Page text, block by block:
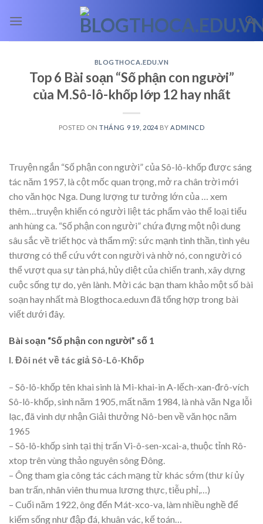
BLOGTHOCA.EDU.VN
Top 6 Bài soạn “Số phận con người”
của M.Sô-lô-khốp lớp 12 hay nhất
POSTED ONTHÁNG 9 19, 2024 BY ADMINCD
Truyện ngắn “Số phận con người” của Sô-lô-khốp được sáng
tác năm 1957, là cột mốc quan trọng, mở ra chân trời mới
cho văn học Nga. Dung lượng tư tưởng lớn của
… xem
thêm… truyện khiến có người liệt tác phẩm vào thể loại tiểu
anh hùng ca. “Số phận con người” chứa đựng một nội dung
sâu sắc về triết học và thẩm mỹ: sức mạnh tinh thần, tình yêu
thương có thể cứu vớt con người và nhờ nó, con người có
thể vượt qua sự tàn phá, hủy diệt của chiến tranh, xây dựng
cuộc sống tự do, yên lành. Mời các bạn tham khảo một số bài
soạn hay nhất mà Blogthoca.edu.vn đã tổng hợp trong bài
viết dưới đây.
Bài soạn “Số phận con người” số 1
I. Đôi nét về tác giả Sô-Lô-Khốp
– Sô-lô-khốp tên khai sinh là Mi-khai-in A-lếch-xan-đrô-vích
Sô-lô-khốp, sinh năm 1905, mất năm 1984, là nhà văn Nga lỗi
lạc, đã vinh dự nhận Giải thưởng Nô-ben về văn học năm
1965
– Sô-lô-khốp sinh tại thị trấn Vi-ô-sen-xcai-a, thuộc tỉnh Rô-
xtop trên vùng thảo nguyên sông Đông.
– Ông tham gia công tác cách mạng từ khác sớm (thư kí ủy
ban trấn, nhân viên thu mua lương thực, tiễu phỉ,…)
– Cuối năm 1922, ông đến Mát-xco-va, làm nhiều nghề để
kiếm sống như đập đá, khuân vác, kế toán…